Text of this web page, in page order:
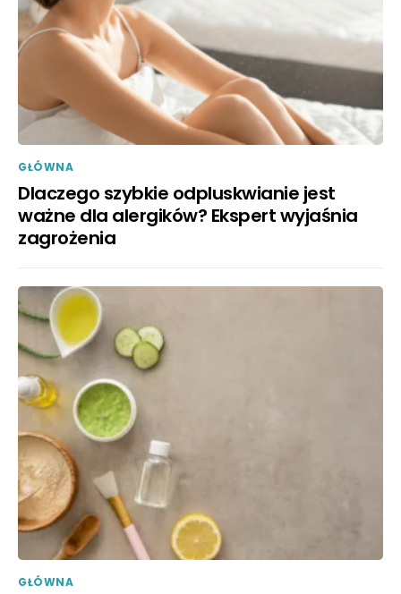
GŁÓWNA
Dlaczego szybkie odpluskwianie jest
ważne dla alergików? Ekspert wyjaśnia
zagrożenia
GŁÓWNA